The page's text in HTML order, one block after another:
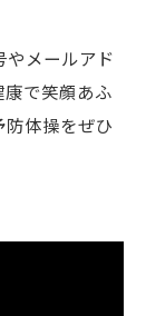
メールアド
で笑顔あふ
体操をぜひ